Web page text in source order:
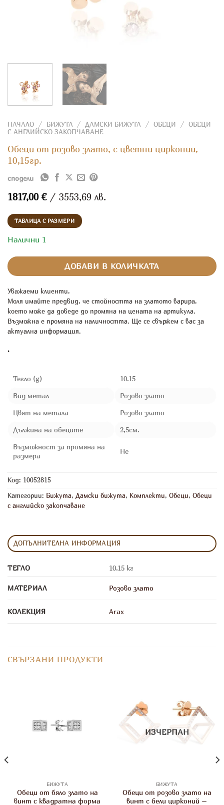
НАЧАЛО / БИЖУТА / ДАМСКИ БИЖУТА / ОБЕЦИ / ОБЕЦИ
С АНГЛИЙСКО ЗАКОПЧАВАНЕ
Обеци от розово злато, с цветни цирконии,
10,15гр.
сподели
1817,00 €/ 3553,69 лв.
ТАБЛИЦА С РАЗМЕРИ
Налични 1
ДОБАВИ В КОЛИЧКАТА
Уважаеми клиенти,
Моля имайте предвид, че стойността на златото варира,
което може да доведе до промяна на цената на артикула.
Възможна е промяна на наличността. Ще се свържем с вас за
актуална информация.
‘
Тегло (g)
10.15
Вид метал
Розово злато
Цвят на метала
Розово злато
Дължина на обеците
2,5см.
Възможност за промяна на
размера
Не
Код: 10052815
Категории: Бижута, Дамски бижута, Комплекти, Обеци, Обеци
с английско закопчаване
ДОПЪЛНИТЕЛНА ИНФОРМАЦИЯ
ТЕГЛО 10,15 кг
МАТЕРИАЛ Розово злато
КОЛЕКЦИЯ Arax
СВЪРЗАНИ ПРОДУКТИ
БИЖУТА
Обеци от бяло злато на
винт с квадратна форма
ИЗЧЕРПАН
БИЖУТА
Обеци от розово злато на
винт с бели цирконий –